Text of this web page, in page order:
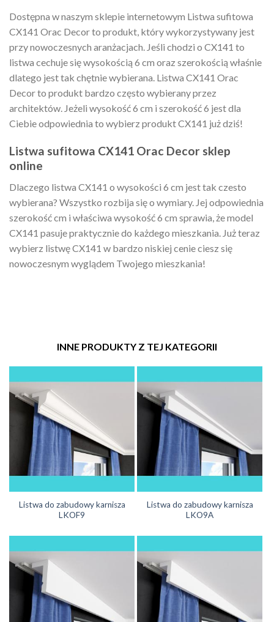
Dostępna w naszym sklepie internetowym Listwa sufitowa
CX141 Orac Decor to produkt, który wykorzystywany jest
przy nowoczesnych aranżacjach. Jeśli chodzi o CX141 to
listwa cechuje się wysokością 6 cm oraz szerokością właśnie
dlatego jest tak chętnie wybierana. Listwa CX141 Orac
Decor to produkt bardzo często wybierany przez
architektów. Jeżeli wysokość 6 cm i szerokość 6 jest dla
Ciebie odpowiednia to wybierz produkt CX141 już dziś!
Listwa sufitowa CX141 Orac Decor sklep
online
Dlaczego listwa CX141 o wysokości 6 cm jest tak czesto
wybierana? Wszystko rozbija się o wymiary. Jej odpowiednia
szerokość cm i właściwa wysokość 6 cm sprawia, że model
CX141 pasuje praktycznie do każdego mieszkania. Już teraz
wybierz listwę CX141 w bardzo niskiej cenie ciesz się
nowoczesnym wyglądem Twojego mieszkania!
INNE PRODUKTY Z TEJ KATEGORII
Listwa do zabudowy karnisza
LKOF9
Listwa do zabudowy karnisza
LKO9A